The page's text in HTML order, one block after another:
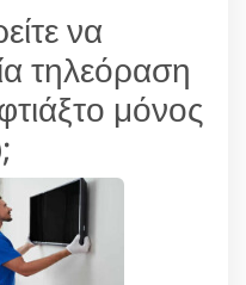
να
τηλεόραση
μόνος